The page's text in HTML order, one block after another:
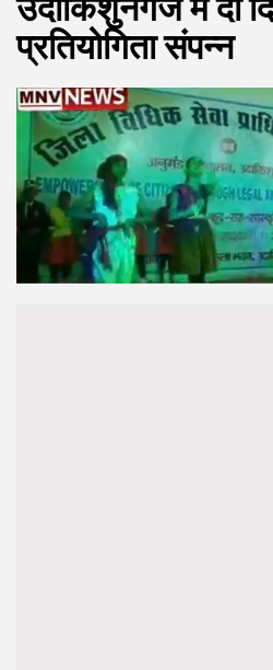
उदाकिशुनगंज में दो
प्रतियोगिता संपन्न